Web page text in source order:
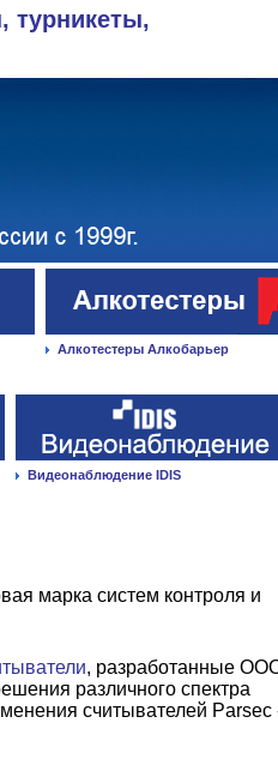
турникеты,
Алкотестеры Алкобарьер
Видеонаблюдение IDIS
марка систем контроля и
, разработанные
различного спектра
считывателей Parsec